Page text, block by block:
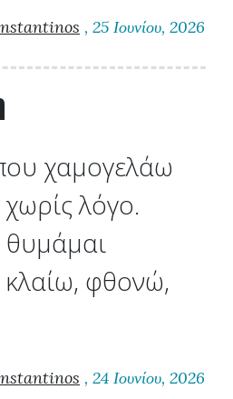
, 25 Ιουνίου, 2026
χαμογελάω
χωρίς λόγο.
θυμάμαι
φθονώ,
, 24 Ιουνίου, 2026